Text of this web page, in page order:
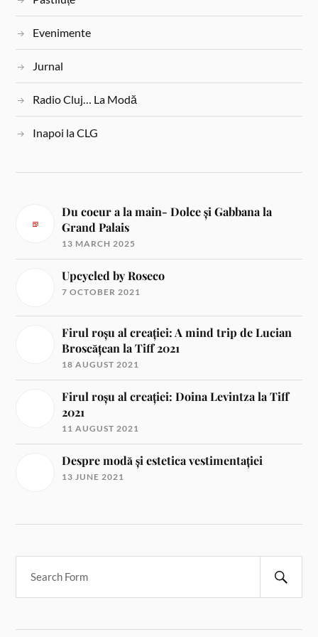
Evenimente
Jurnal
Radio Cluj… La Modă
Inapoi la CLG
Du coeur a la main- Dolce și Gabbana la
Grand Palais
13 MARCH 2025
Upcycled by Roseco
7 OCTOBER 2021
Firul roșu al creației: A mind trip de Lucian
Broscățean la Tiff 2021
18 AUGUST 2021
Firul roșu al creației: Doina Levintza la Tiff
2021
11 AUGUST 2021
Despre modă și estetica vestimentației
13 JUNE 2021